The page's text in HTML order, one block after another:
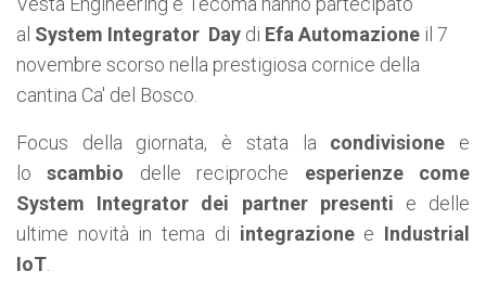
al System Integrator Day di Efa Automazione il 7
novembre scorso nella prestigiosa cornice della
cantina Ca' del Bosco.
Focus della giornata, è stata la condivisione e
loscambio delle reciproche esperienze come
System Integrator dei partner presenti e delle
ultime novità in tema di integrazionee Industrial
IoT